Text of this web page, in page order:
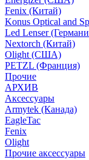
Fenix (Китай)
Konus Optical and
Led Lenser
Nextorch (Китай)
Olight (США)
PETZL (Франция)
Прочие
АРХИВ
Аксессуары
Armytek (Канада)
EagleTac
Fenix
Olight
Прочие аксессуары